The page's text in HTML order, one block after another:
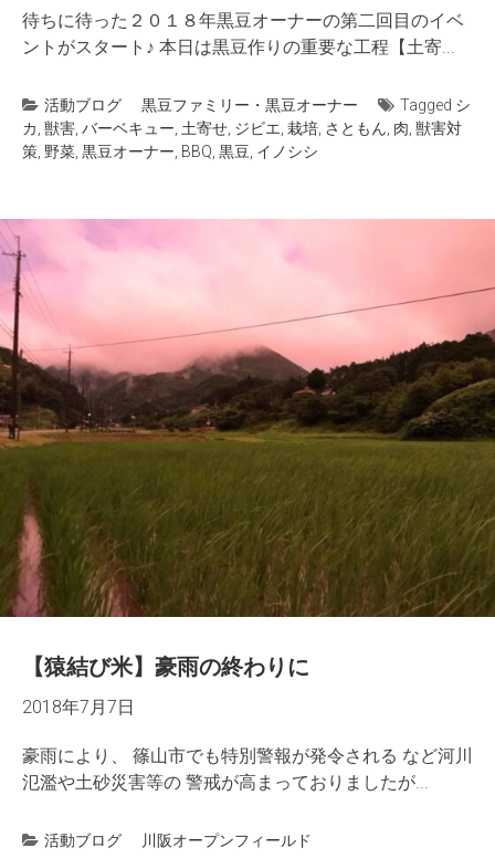
待ちに待った２０１８年黒豆オーナーの第二回目のイベ
ントがスタート♪ 本日は黒豆作りの重要な工程【土寄...
活動ブログ 黒豆ファミリー・黒豆オーナー Tagged シ
カ 獣害 バーベキュー 土寄せ ジビエ 栽培 さともん 肉 獣害対
策 野菜 黒豆オーナー BBQ 黒豆 イノシシ
【猿結び米】豪雨の終わりに
2018年7月7日
豪雨により、 篠山市でも特別警報が発令される など河川
氾濫や土砂災害等の 警戒が高まっておりましたが...
活動ブログ 川阪オープンフィールド